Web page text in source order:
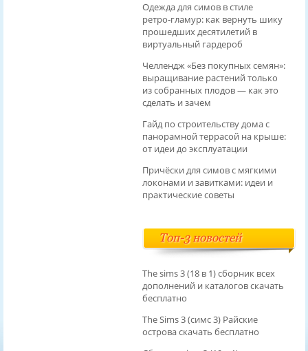
Одежда для симов в стиле
ретро‑гламур: как вернуть шику
прошедших десятилетий в
виртуальный гардероб
Челлендж «Без покупных семян»:
выращивание растений только
из собранных плодов — как это
сделать и зачем
Гайд по строительству дома с
панорамной террасой на крыше:
от идеи до эксплуатации
Причёски для симов с мягкими
локонами и завитками: идеи и
практические советы
Топ-3 новостей
The sims 3 (18 в 1) сборник всех
дополнений и каталогов скачать
бесплатно
The Sims 3 (симс 3) Райские
острова скачать бесплатно